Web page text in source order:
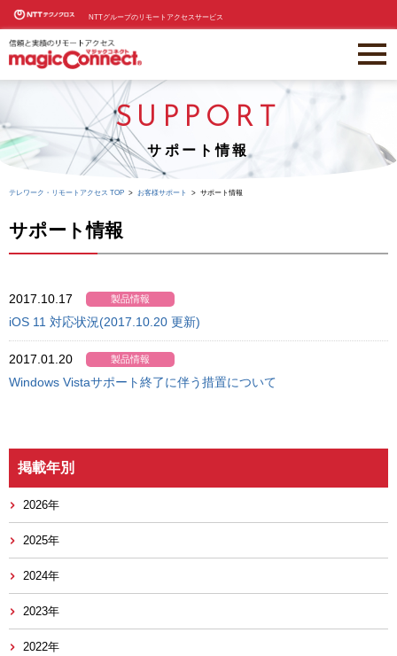
NTTグループのリモートアクセスサービス
SUPPORT
サポート情報
テレワーク・リモートアクセス TOP お客様サポート サポート情報
サポート情報
2017.10.17 製品情報
iOS 11 対応状況(2017.10.20 更新)
2017.01.20 製品情報
Windows Vistaサポート終了に伴う措置について
掲載年別
2026年
2025年
2024年
2023年
2022年